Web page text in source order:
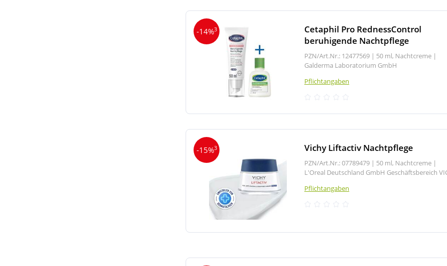
-14%3
Cetaphil Pro RednessControl
beruhigende Nachtpflege
PZN/Art.Nr.: 12477569 | 50 ml, Nachtcreme |
Galderma Laboratorium GmbH
Pflichtangaben
-15%3 Vichy Liftactiv Nachtpflege
PZN/Art.Nr.: 07789479 | 50 ml, Nachtcreme |
L'Oreal Deutschland GmbH Geschäftsbereich
Pflichtangaben